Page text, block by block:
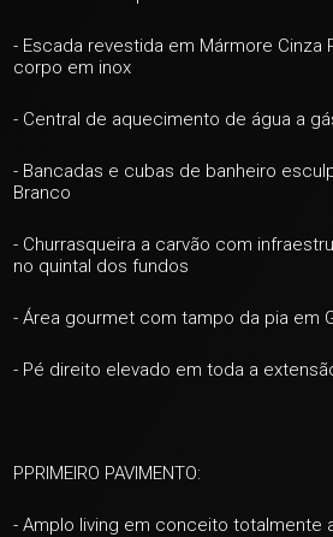
+ 32
ver mais
- Escada revestida em Mármore Cinza
corpo em inox
- Central de aquecimento de água a
- Bancadas e cubas de banheiro
Branco
- Churrasqueira a carvão com
no quintal dos fundos
- Área gourmet com tampo da pia em
- Pé direito elevado em toda a
PPRIMEIRO PAVIMENTO:
- Amplo living em conceito totalmente